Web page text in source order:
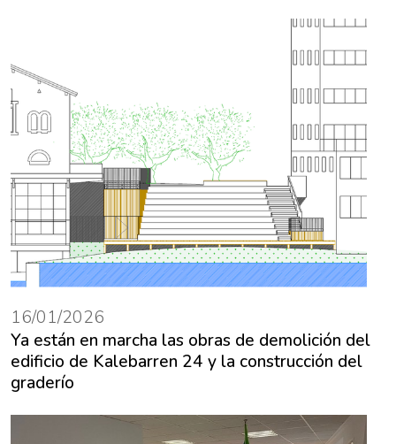
16/01/2026
Ya están en marcha las obras de demolición del
edificio de Kalebarren 24 y la construcción del
graderío